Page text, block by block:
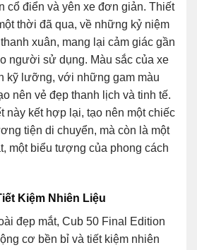
cổ điển và yên xe đơn giản. Thiết
thời đã qua, về những kỷ niệm
xuân, mang lại cảm giác gần
người sử dụng. Màu sắc của xe
kỹ lưỡng, với những gam màu
nên vẻ đẹp thanh lịch và tinh tế.
này kết hợp lại, tạo nên một chiếc
tiện di chuyển, mà còn là một
một biểu tượng của phong cách
Kiệm Nhiên Liệu
đẹp mắt, Cub 50 Final Edition
cơ bền bỉ và tiết kiệm nhiên